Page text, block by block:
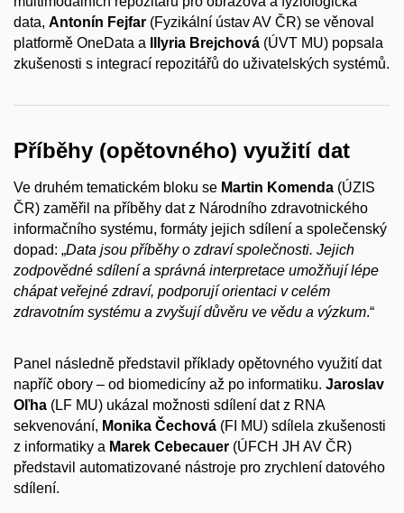
data, Antonín Fejfar (Fyzikální ústav AV ČR) se věnoval
platformě OneData a
Illyria Brejchová (ÚVT MU) popsala
zkušenosti s integrací repozitářů do uživatelských systémů.
Příběhy (opětovného) využití dat
Ve druhém tematickém bloku se Martin Komenda (ÚZIS
ČR) zaměřil na příběhy dat z Národního zdravotnického
informačního systému, formáty jejich sdílení a společenský
dopad: „Data jsou příběhy o zdraví společnosti. Jejich
zodpovědné sdílení a správná interpretace umožňují lépe
chápat veřejné zdraví, podporují orientaci v celém
zdravotním systému a zvyšují důvěru ve vědu a výzkum.“
Panel následně představil příklady opětovného využití dat
napříč obory – od biomedicíny až po informatiku. Jaroslav
Oľha (LF MU) ukázal možnosti sdílení dat z RNA
sekvenování, Monika Čechová (FI MU) sdílela zkušenosti
z informatiky a Marek Cebecauer (ÚFCH JH AV ČR)
představil automatizované nástroje pro zrychlení datového
sdílení.